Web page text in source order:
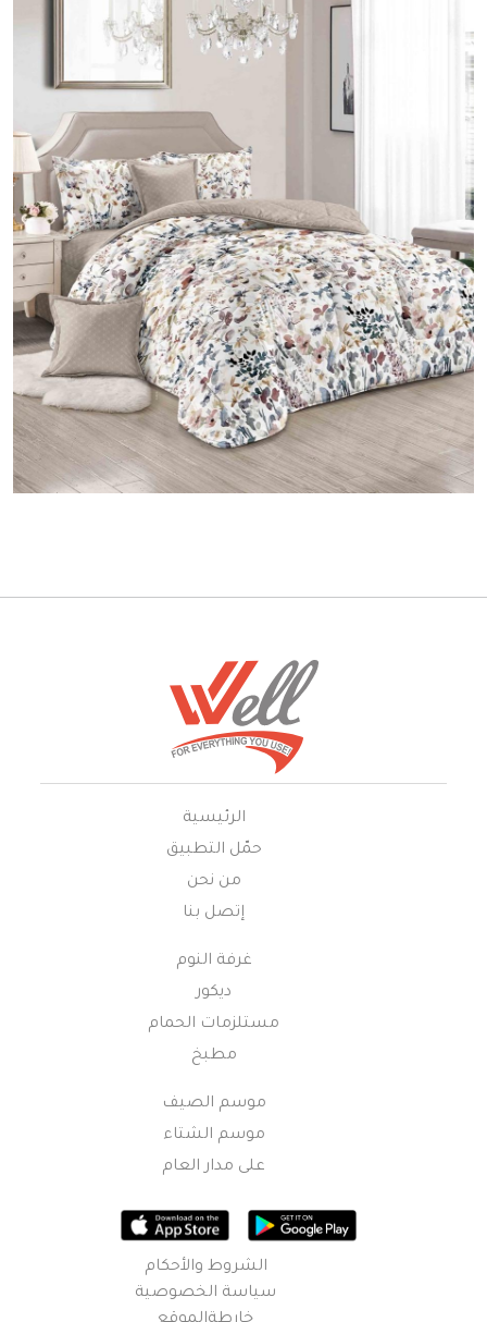
الرئيسية
حمّل التطبيق
من نحن
إتصل بنا
غرفة النوم
ديكور
مستلزمات الحمام
مطبخ
موسم الصيف
موسم الشتاء
على مدار العام
الشروط والأحكام
سياسة الخصوصية